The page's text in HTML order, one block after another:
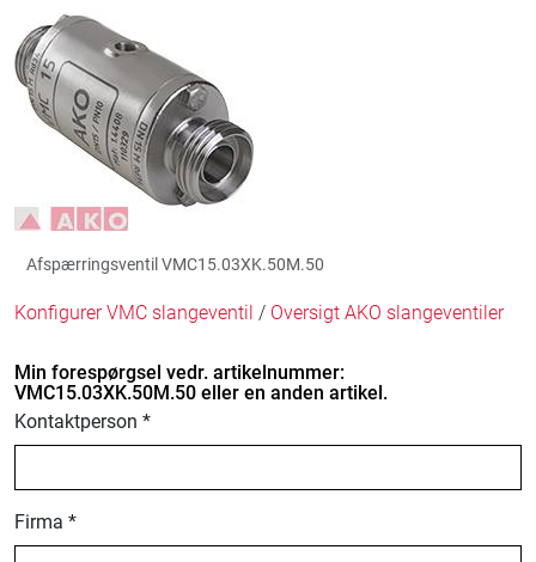
Afspærringsventil VMC15.03XK.50M.50
Konfigurer VMC slangeventil / Oversigt AKO slangeventiler
Min forespørgsel vedr. artikelnummer:
VMC15.03XK.50M.50 eller en anden artikel.
Kontaktperson *
Firma *